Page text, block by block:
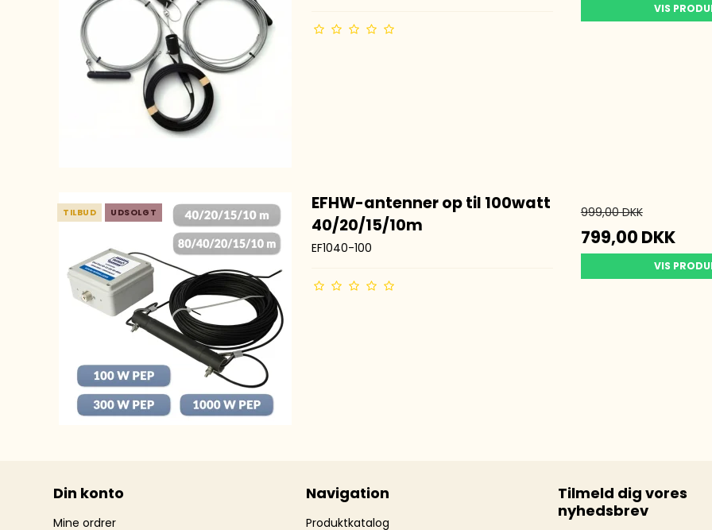
Antennetuner Tilbehør
VIS
TILBUD UDSOLGT
EFHW-antenner op til 100watt
40/20/15/10m
EF1040-100
999,00 DKK
799,00 DKK
VIS
Din konto
Mine ordrer
Navigation
Produktkatalog
Tilmeld dig vores
nyhedsbrev